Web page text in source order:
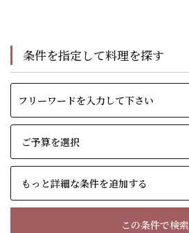
条件を指定して料理を探す
もっと詳細な条件を追加する
この条件で検索